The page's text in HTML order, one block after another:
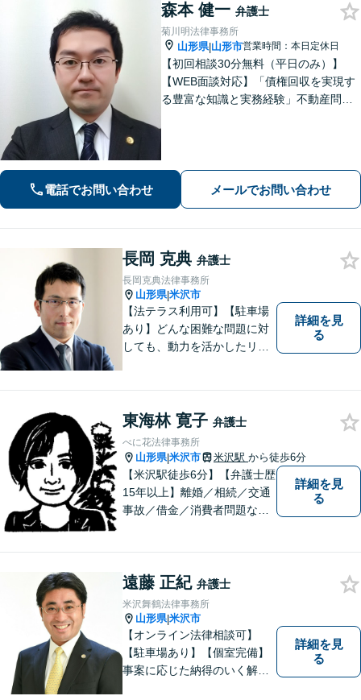
森本 健一 弁護士
菊川明法律事務所
山形県|山形市営業時間：本日定休日
【初回相談30分無料（平日のみ）】
【WEB面談対応】「債権回収を実現す
る豊富な知識と実務経験」不動産問
【休日・夜間相談可】
電話でお問い合わせ メールでお問い合わせ
長岡 克典 弁護士
長岡克典法律事務所
山形県|米沢市
【法テラス利用可】【駐車場
あり】どんな困難な問題に対
しても、動力を活かしたリー
るよう努力することで早期解
決を目指します。 お気軽にご
相談ください。
詳細を見
る
東海林 寛子 弁護士
べに花法律事務所
山形県|米沢市 米沢駅 から徒歩6分
【米沢駅徒歩6分】【弁護士歴
15年以上】離婚／相続／交通
事故／借金／消費者問題な
詳細を見
る
遠藤 正紀 弁護士
米沢舞鶴法律事務所
山形県|米沢市
【オンライン法律相談可】
【駐車場あり】【個室完備】
事案に応じた納得のいく解決
詳細を見
る